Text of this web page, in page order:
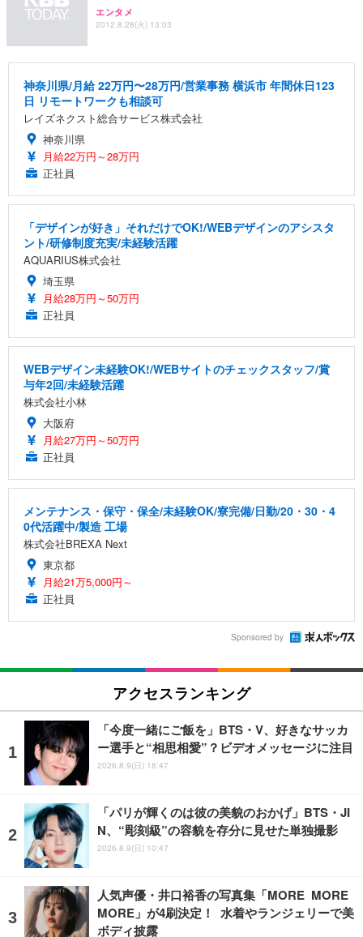
エンタメ
2012.8.28(火) 13:03
神奈川県/月給 22万円〜28万円/営業事務 横浜市 年間休日123
日 リモートワークも相談可
レイズネクスト総合サービス株式会社
神奈川県
月給22万円～28万円
正社員
「デザインが好き」それだけでOK!/WEBデザインのアシスタ
ント/研修制度充実/未経験活躍
AQUARIUS株式会社
埼玉県
月給28万円～50万円
正社員
WEBデザイン未経験OK!/WEBサイトのチェックスタッフ/賞
与年2回/未経験活躍
株式会社小林
大阪府
月給27万円～50万円
正社員
メンテナンス・保守・保全/未経験OK/寮完備/日勤/20・30・4
0代活躍中/製造 工場
株式会社BREXA Next
東京都
月給21万5,000円～
正社員
Sponsored by
アクセスランキング
「今度一緒にご飯を」BTS・V、好きなサッカ
ー選手と“相思相愛”？ビデオメッセージに注目
2026.8.9(日) 18:47
「パリが輝くのは彼の美貌のおかげ」BTS・JI
N、“彫刻級”の容貌を存分に見せた単独撮影
2026.8.9(日) 10:47
人気声優・井口裕香の写真集「MORE MORE
MORE」が4刷決定！ 水着やランジェリーで美
ボディ披露